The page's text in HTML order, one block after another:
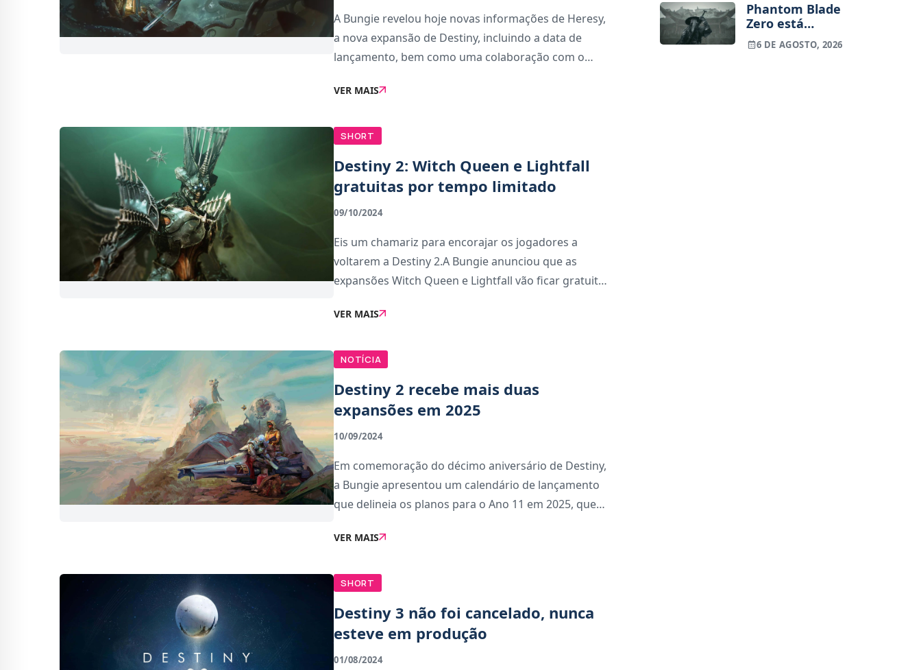
A Bungie revelou hoje novas informações de Heresy,
a nova expansão de Destiny, incluindo a data de
lançamento, bem como uma colaboração com o
para os guardiões.A Dreadnaught está de volta em
VER MAIS
SHORT
Destiny 2: Witch Queen e Lightfall
gratuitas por tempo limitado
09/10/2024
Eis um chamariz para encorajar os jogadores a
voltarem a Destiny 2.A Bungie anunciou que as
expansões Witch Queen e Lightfall vão ficar gratuitas
semana; começou ontem e vai até 15 de Outubro, pr
VER MAIS
NOTÍCIA
Destiny 2 recebe mais duas
expansões em 2025
10/09/2024
Em comemoração do décimo aniversário de Destiny,
a Bungie apresentou um calendário de lançamento
que delineia os planos para o Ano 11 em 2025, que
conteúdo anual.O destaque principal é a chegada d
VER MAIS
SHORT
Destiny 3 não foi cancelado, nunca
esteve em produção
01/08/2024
um jogo novo
Phantom Blade
Zero está
terminado, pré-
vendas começam
6 DE AGOSTO, 2026